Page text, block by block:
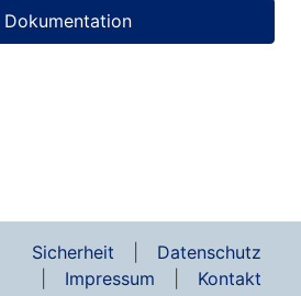
Dokumentation
Sicherheit
Datenschutz
Impressum
Kontakt